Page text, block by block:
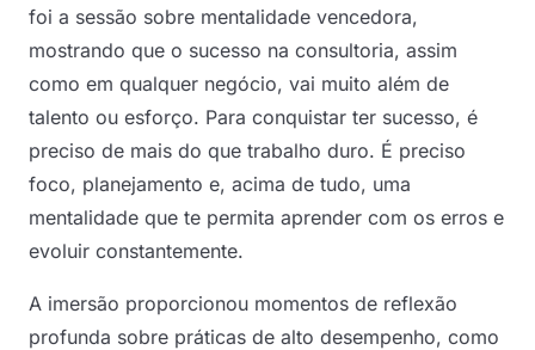
foi a sessão sobre mentalidade vencedora,
mostrando que o sucesso na consultoria, assim
como em qualquer negócio, vai muito além de
talento ou esforço. Para conquistar ter sucesso, é
preciso de mais do que trabalho duro. É preciso
foco, planejamento e, acima de tudo, uma
mentalidade que te permita aprender com os erros e
evoluir constantemente.
A imersão proporcionou momentos de reflexão
profunda sobre práticas de alto desempenho, como